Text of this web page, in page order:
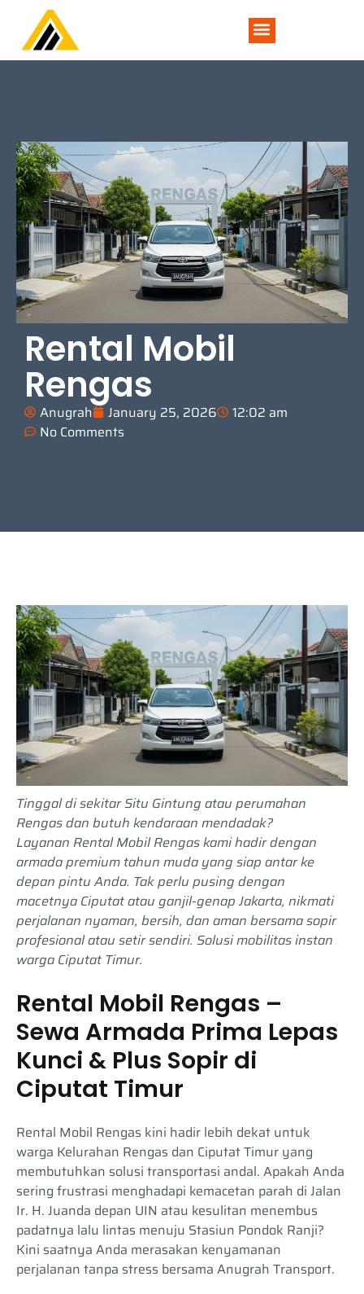
Rental Mobil
Rengas
Anugrah January 25, 2026
12:02 am
No Comments
Tinggal di sekitar Situ Gintung atau perumahan
Rengas dan butuh kendaraan mendadak?
Layanan Rental Mobil Rengas kami hadir dengan
armada premium tahun muda yang siap antar ke
depan pintu Anda. Tak perlu pusing dengan
macetnya Ciputat atau ganjil-genap Jakarta, nikmati
perjalanan nyaman, bersih, dan aman bersama sopir
profesional atau setir sendiri. Solusi mobilitas instan
warga Ciputat Timur.
Rental Mobil Rengas –
Sewa Armada Prima Lepas
Kunci & Plus Sopir di
Ciputat Timur
Rental Mobil Rengas kini hadir lebih dekat untuk
warga Kelurahan Rengas dan Ciputat Timur yang
membutuhkan solusi transportasi andal. Apakah Anda
sering frustrasi menghadapi kemacetan parah di Jalan
Ir. H. Juanda depan UIN atau kesulitan menembus
padatnya lalu lintas menuju Stasiun Pondok Ranji?
Kini saatnya Anda merasakan kenyamanan
perjalanan tanpa stress bersama Anugrah Transport.